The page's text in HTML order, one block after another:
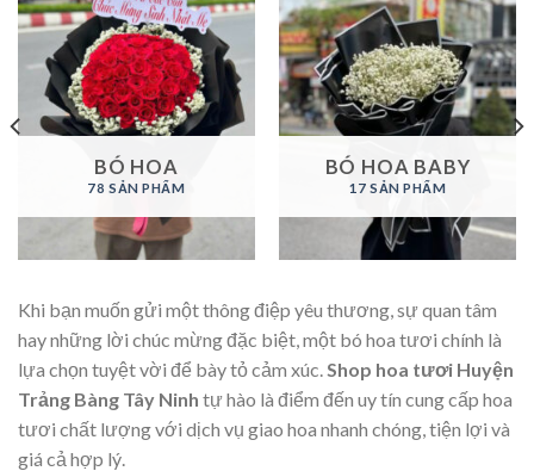
BÓ HOA
78 SẢN PHẨM
BÓ HOA BABY
17 SẢN PHẨM
Khi bạn muốn gửi một thông điệp yêu thương, sự quan tâm
hay những lời chúc mừng đặc biệt, một bó hoa tươi chính là
lựa chọn tuyệt vời để bày tỏ cảm xúc. Shop hoa tươi Huyện
Trảng Bàng Tây Ninh tự hào là điểm đến uy tín cung cấp hoa
tươi chất lượng với dịch vụ giao hoa nhanh chóng, tiện lợi và
giá cả hợp lý.